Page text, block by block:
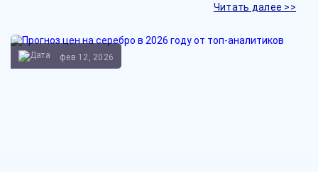
Читать далее >>
фев 12, 2026